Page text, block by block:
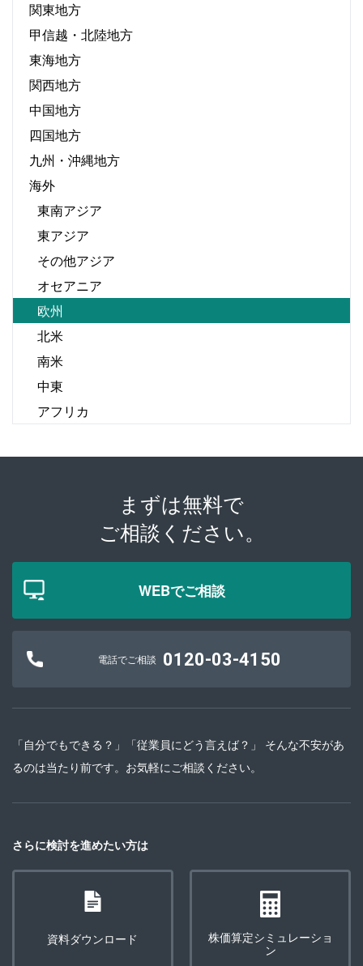
関東地方
甲信越・北陸地方
東海地方
関西地方
中国地方
四国地方
九州・沖縄地方
海外
東南アジア
東アジア
その他アジア
オセアニア
欧州
北米
南米
中東
アフリカ
まずは無料で
ご相談ください。
WEBでご相談
電話でご相談 0120-03-4150
「自分でもできる？」「従業員にどう言えば？」 そんな不安があ
るのは当たり前です。お気軽にご相談ください。
さらに検討を進めたい方は
資料ダウンロード
株価算定シミュレーショ
ン